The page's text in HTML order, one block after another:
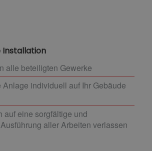
Installation
alle beteiligten Gewerke
Anlage individuell auf Ihr Gebäude
auf eine sorgfältige und
aller Arbeiten verlassen